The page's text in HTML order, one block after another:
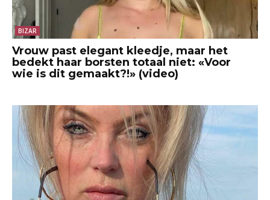
BIZAR
Vrouw past elegant kleedje, maar het
bedekt haar borsten totaal niet: «Voor
wie is dit gemaakt?!» (video)